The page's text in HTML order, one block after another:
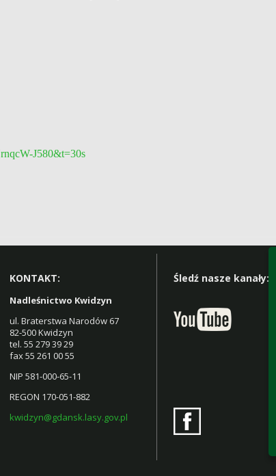
J580&t=30s
KONTAKT:
Nadleśnictwo Kwidzyn
ul. Braterstwa Narodów 67
82-500 Kwidzyn
tel. 55 279 39 29
fax 55 261 00 55
NIP 581-000-65-11
REGON 170-051-882
kwidzyn@gdansk.lasy.gov.pl
Śledź nasze kanały: